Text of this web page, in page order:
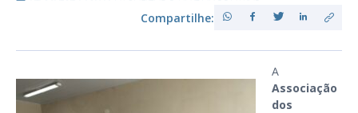
Compartilhe:
A
Associação
dos